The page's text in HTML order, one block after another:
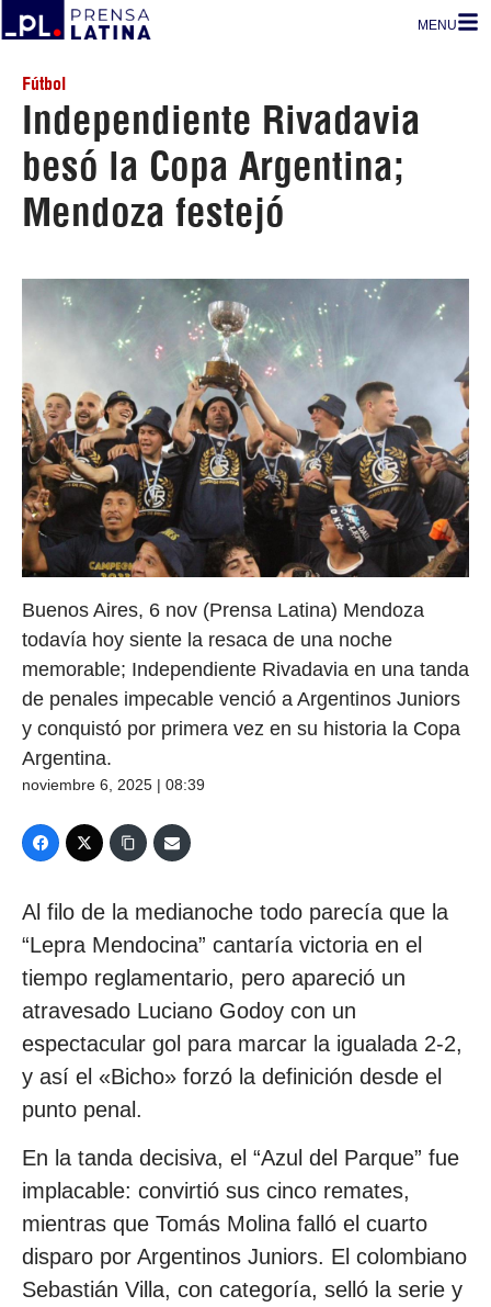
MENU
Fútbol
Independiente Rivadavia
besó la Copa Argentina;
Mendoza festejó
Buenos Aires, 6 nov (Prensa Latina) Mendoza
todavía hoy siente la resaca de una noche
memorable; Independiente Rivadavia en una tanda
de penales impecable venció a Argentinos Juniors
y conquistó por primera vez en su historia la Copa
Argentina.
noviembre 6, 2025 | 08:39
Al filo de la medianoche todo parecía que la
“Lepra Mendocina” cantaría victoria en el
tiempo reglamentario, pero apareció un
atravesado Luciano Godoy con un
espectacular gol para marcar la igualada 2-2,
y así el «Bicho» forzó la definición desde el
punto penal.
En la tanda decisiva, el “Azul del Parque” fue
implacable: convirtió sus cinco remates,
mientras que Tomás Molina falló el cuarto
disparo por Argentinos Juniors. El colombiano
Sebastián Villa, con categoría, selló la serie y